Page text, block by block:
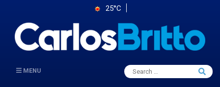
25°C
MENU
Search
for:
Search